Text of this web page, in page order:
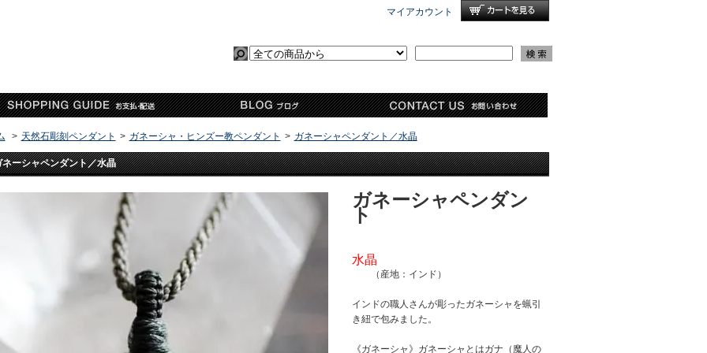
マイアカウント
> 天然石彫刻ペンダント > ガネーシャ・ヒンズー教ペンダント > ガネーシャペンダント／水晶
ネーシャペンダント／水晶
ガネーシャペンダン
ト
水晶
（産地：インド）
インドの職人さんが彫ったガネーシャを蝋引
き紐で包みました。
《ガネーシャ》ガネーシャとはガナ（魔人の